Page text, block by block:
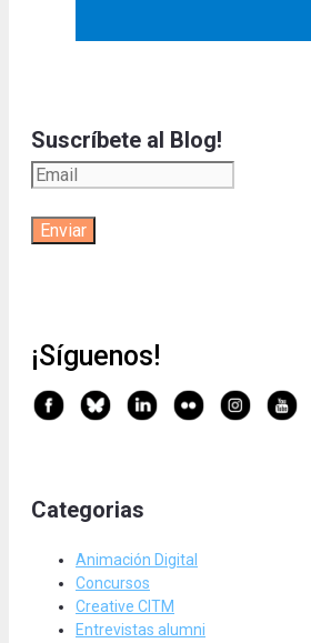
Suscríbete al Blog!
¡Síguenos!
Categorias
Animación Digital
Concursos
Creative CITM
Entrevistas alumni